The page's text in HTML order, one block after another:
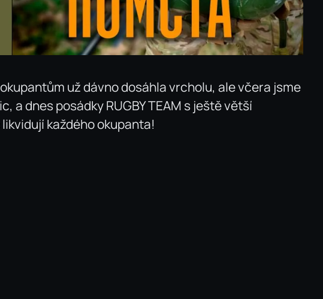
už dávno dosáhla vrcholu, ale včera jsme
a dnes posádky RUGBY TEAM s ještě větší
každého okupanta!